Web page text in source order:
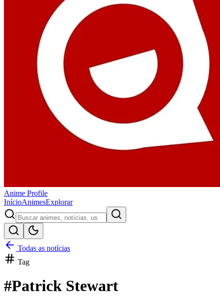
Anime Profile
InícioAnimesExplorar
Todas as notícias
Tag
#Patrick Stewart